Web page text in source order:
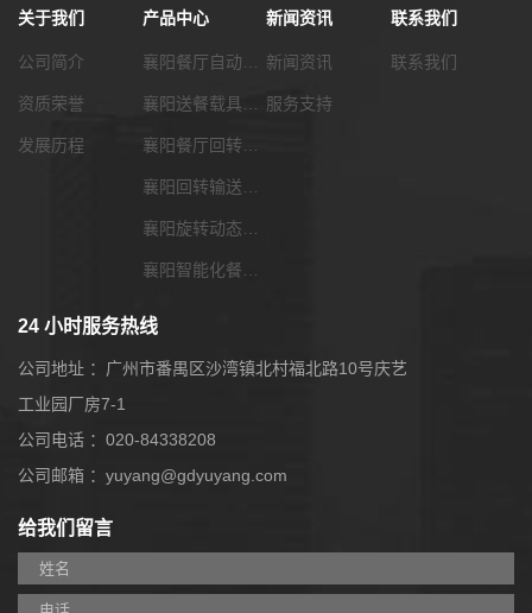
关于我们
公司简介
资质荣誉
发展历程
产品中心 新闻资讯
新闻资讯
服务支持
联系我们
联系我们
24 小时服务热线
公司地址 ：广州市番禺区沙湾镇北村福北路10号庆艺
工业园厂房7-1
公司电话 ：020-84338208
公司邮箱 ：yuyang@gdyuyang.com
给我们留言